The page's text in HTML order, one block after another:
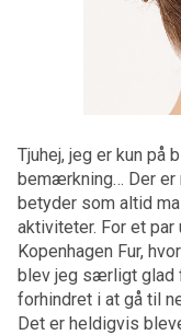
Tjuhej, jeg er kun på
bemærkning… Der er
betyder som altid
aktiviteter. For et
Kopenhagen Fur,
blev jeg særligt glad
forhindret i at gå til
Det er heldigvis